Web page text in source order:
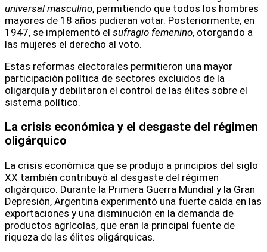
universal masculino, permitiendo que todos los hombres
mayores de 18 años pudieran votar. Posteriormente, en
1947, se implementó el sufragio femenino, otorgando a
las mujeres el derecho al voto.
Estas reformas electorales permitieron una mayor
participación política de sectores excluidos de la
oligarquía y debilitaron el control de las élites sobre el
sistema político.
La crisis económica y el desgaste del régimen
oligárquico
La crisis económica que se produjo a principios del siglo
XX también contribuyó al desgaste del régimen
oligárquico. Durante la Primera Guerra Mundial y la Gran
Depresión, Argentina experimentó una fuerte caída en las
exportaciones y una disminución en la demanda de
productos agrícolas, que eran la principal fuente de
riqueza de las élites oligárquicas.